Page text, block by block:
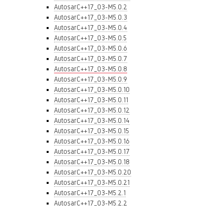
AutosarC++17_03-M5.0.2
AutosarC++17_03-M5.0.3
AutosarC++17_03-M5.0.4
AutosarC++17_03-M5.0.5
AutosarC++17_03-M5.0.6
AutosarC++17_03-M5.0.7
AutosarC++17_03-M5.0.8
AutosarC++17_03-M5.0.9
AutosarC++17_03-M5.0.10
AutosarC++17_03-M5.0.11
AutosarC++17_03-M5.0.12
AutosarC++17_03-M5.0.14
AutosarC++17_03-M5.0.15
AutosarC++17_03-M5.0.16
AutosarC++17_03-M5.0.17
AutosarC++17_03-M5.0.18
AutosarC++17_03-M5.0.20
AutosarC++17_03-M5.0.21
AutosarC++17_03-M5.2.1
AutosarC++17_03-M5.2.2